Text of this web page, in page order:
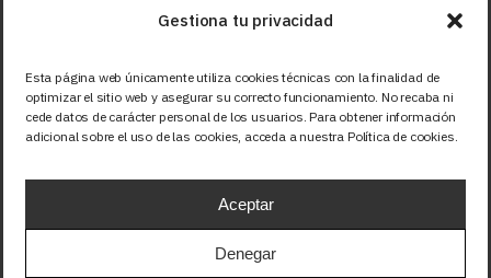
Gestiona tu privacidad
Esta página web únicamente utiliza cookies técnicas con la finalidad de
optimizar el sitio web y asegurar su correcto funcionamiento. No recaba ni
cede datos de carácter personal de los usuarios. Para obtener información
adicional sobre el uso de las cookies, acceda a nuestra Política de cookies.
Aceptar
Denegar
Síguenos
Facebook
X (Twitter)
Instagram